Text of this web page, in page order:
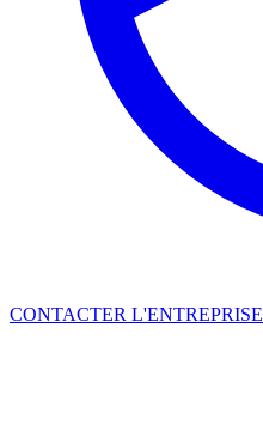
CONTACTER L'ENTREPRISE